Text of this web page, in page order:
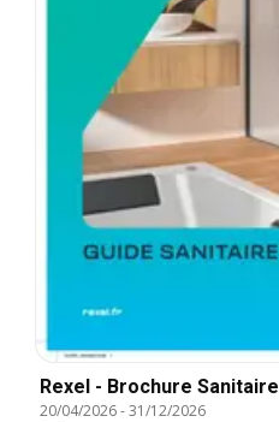
Rexel - Brochure Sanitaire
20/04/2026-31/12/2026